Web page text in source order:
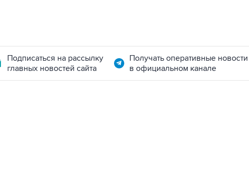
Подписаться на рассылку
главных новостей сайта
Получать оперативные новости
в официальном канале